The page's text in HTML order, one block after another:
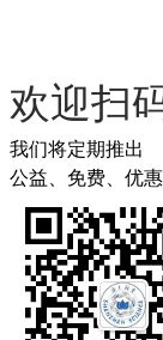
欢迎扫
我们将定期推出
公益、免费、优